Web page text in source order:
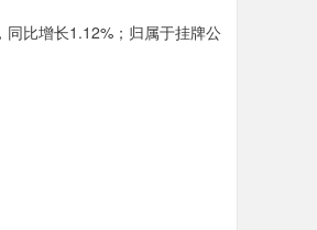
比增长1.12%；归属于挂牌公